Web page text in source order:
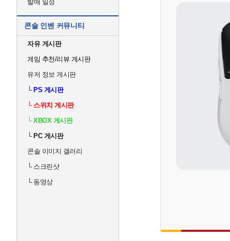
발매 일정
콘솔 인벤 커뮤니티
자유 게시판
게임 추천/리뷰 게시판
유저 정보 게시판
└PS 게시판
└스위치 게시판
└XBOX 게시판
└PC 게시판
콘솔 이미지 갤러리
└스크린샷
└동영상